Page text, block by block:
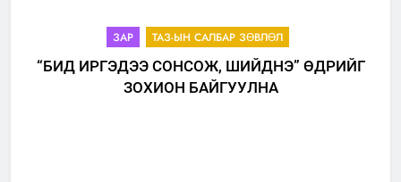
ЗАР ТАЗ-ЫН САЛБАР ЗӨВЛӨЛ
“БИД ИРГЭДЭЭ СОНСОЖ, ШИЙДНЭ” ӨДРИЙГ
ЗОХИОН БАЙГУУЛНА